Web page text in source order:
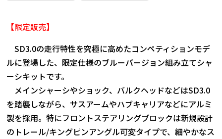
【限定販売】
SD3.0の走行特性を究極に高めたコンペティションモデ
ルに登場した、限定仕様のブルーバージョン組み立てシャ
ーシキットです。
メインシャーシやショック、バルクヘッドなどはSD3.0
を踏襲しながら、サスアームやハブキャリアなどにアルミ
製を採用。特にフロントステアリングブロックは新規設計
のトレール/キングピンアングル可変タイプで、細やかなス